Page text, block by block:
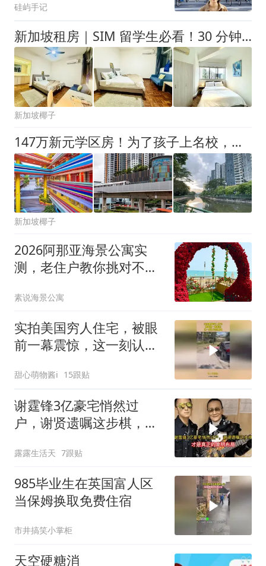
硅屿手记
新加坡租房｜SIM 留学生必看！30 分钟通勤圈房源全盘点
新加坡椰子
147万新元学区房！为了孩子上名校，新加坡人拼了
新加坡椰子
2026阿那亚海景公寓实
测，老住户教你挑对不踩
素说海景公寓
实拍美国穷人住宅，被眼
前一幕震惊，这一刻认识
甜心萌物酱i 15跟贴
谢霆锋3亿豪宅悄然过
户，谢贤遗嘱这步棋，才
露露生活天 7跟贴
985毕业生在英国富人区
当保姆换取免费住宿
市井搞笑小掌柜
天空硬糖消